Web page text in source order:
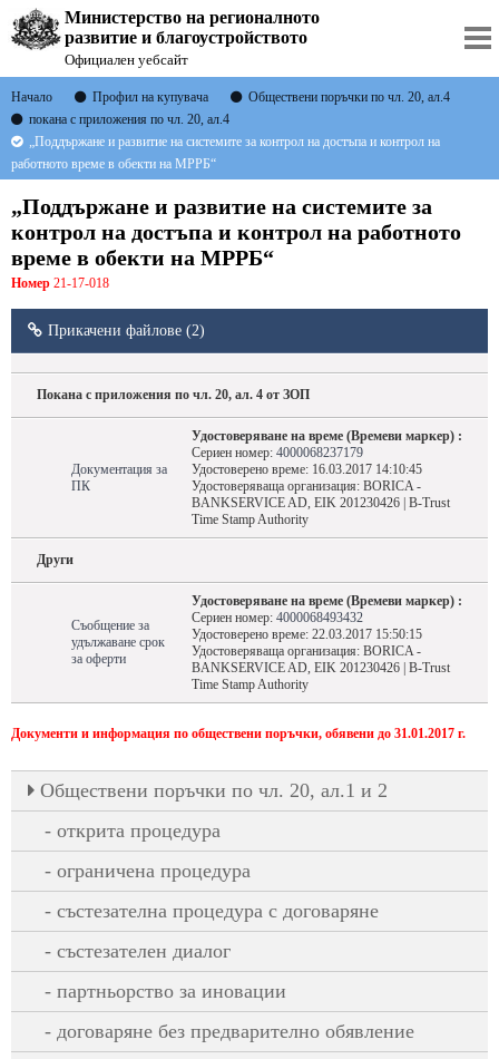
Министерство на регионалното
развитие и благоустройството
Официален уебсайт
Начало Профил на купувача
Oбществени поръчки по чл. 20, ал.4
покана с приложения по чл. 20, ал.4
„Поддържане и развитие на системите за контрол на достъпа и контрол на
работното време в обекти на МРРБ“
„Поддържане и развитие на системите за
контрол на достъпа и контрол на работното
време в обекти на МРРБ“
Номер 21-17-018
Прикачени файлове (2)
Покана с приложения по чл. 20, ал. 4 от ЗОП
Документация за
ПК
Удостоверяване на време (Времеви маркер) :
Сериен номер: 4000068237179
Удостоверено време: 16.03.2017 14:10:45
Удостоверяваща организация: BORICA -
BANKSERVICE AD, EIK 201230426 | B-Trust
Time Stamp Authority
Други
Съобщение за
удължаване срок
за оферти
Удостоверяване на време (Времеви маркер) :
Сериен номер: 4000068493432
Удостоверено време: 22.03.2017 15:50:15
Удостоверяваща организация: BORICA -
BANKSERVICE AD, EIK 201230426 | B-Trust
Time Stamp Authority
Документи и информация по обществени поръчки, обявени до 31.01.2017 г.
Oбществени поръчки по чл. 20, ал.1 и 2
открита процедура
ограничена процедура
състезателна процедура с договаряне
състезателен диалог
партньорство за иновации
договаряне без предварително обявление